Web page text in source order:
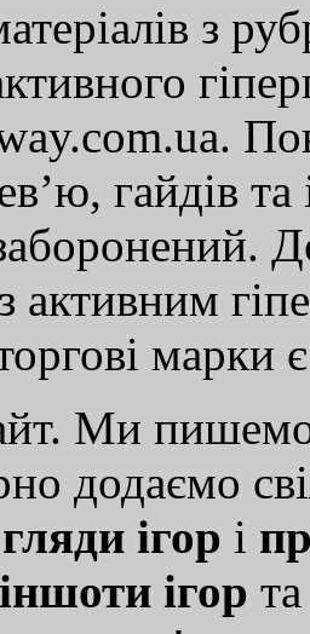
з
гайдів
активним
марки
Ми
додаємо
ігор і
ігор